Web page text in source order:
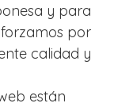
y para
por
calidad y
están